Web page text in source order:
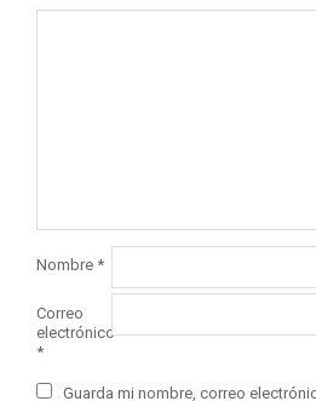
Nombre *
Correo
electrónico
*
Guarda mi nombre, correo